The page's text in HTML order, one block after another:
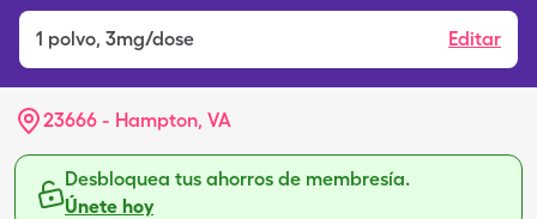
1 polvo, 3mg/dose Editar
23666 - Hampton, VA
Desbloquea tus ahorros de membresía.
Únete hoy